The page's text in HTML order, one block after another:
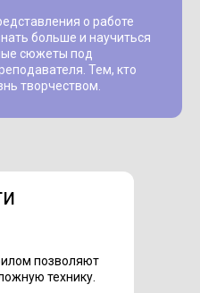
о работе
больше и научиться
сюжеты под
Тем, кто
творчеством.
позволяют
технику.